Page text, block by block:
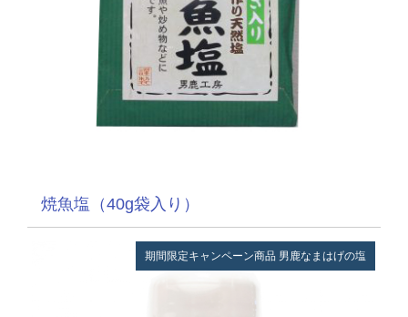
焼魚塩（40g袋入り）
期間限定キャンペーン商品 男鹿なまはげの塩